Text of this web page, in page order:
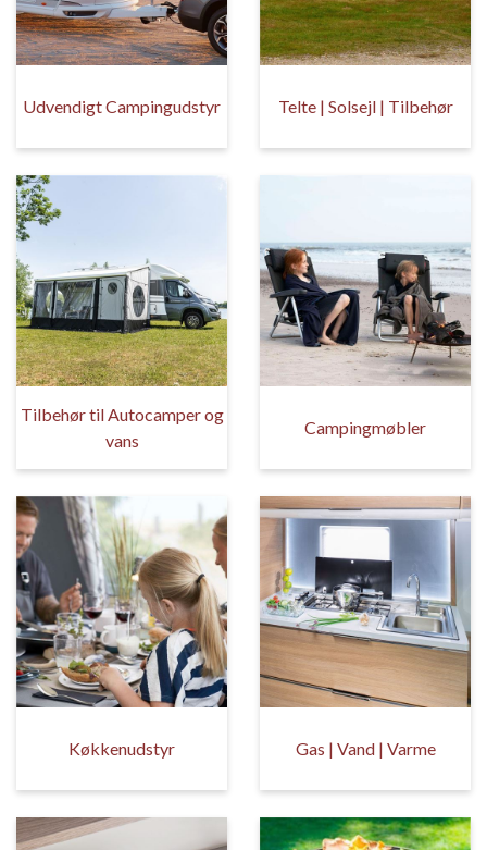
Udvendigt Campingudstyr Telte | Solsejl | Tilbehør
Tilbehør til Autocamper og
vans
Campingmøbler
Køkkenudstyr Gas | Vand | Varme